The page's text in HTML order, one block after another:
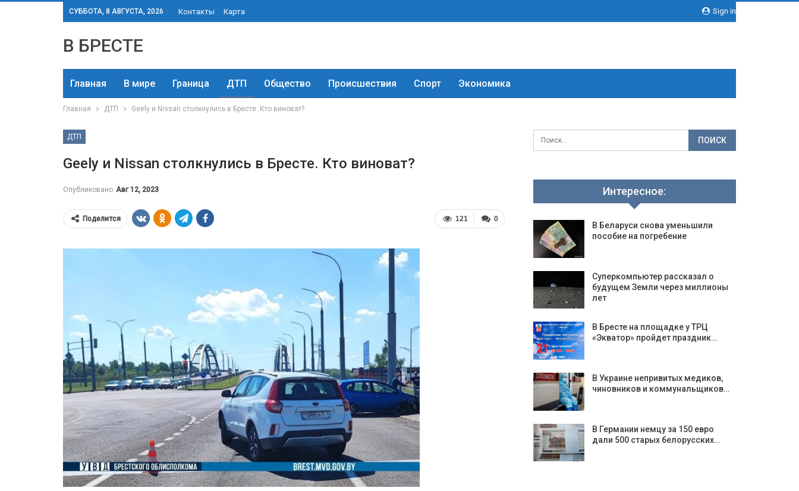
Sign in
СУББОТА, 8 АВГУСТА, 2026 Контакты Карта
В БРЕСТЕ
Главная В мире Граница ДТП Общество Происшествия Спорт Экономика
Главная ДТП Geely и Nissan столкнулись в Бресте. Кто виноват?
ДТП
Geely и Nissan столкнулись в Бресте. Кто виноват?
Опубликовано Авг 12, 2023
0
121
Поделится
Интересное:
В Беларуси снова уменьшили
пособие на погребение
Суперкомпьютер рассказал о
будущем Земли через миллионы
лет
В Бресте на площадке у ТРЦ
«Экватор» пройдет праздник…
В Украине непривитых медиков,
чиновников и коммунальщиков…
В Германии немцу за 150 евро
дали 500 старых белорусских…